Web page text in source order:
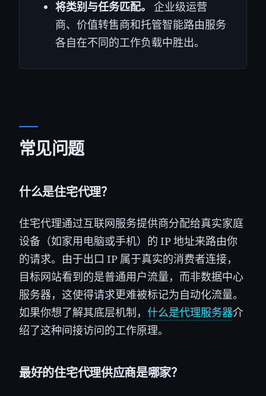
将类别与任务匹配。
企业级运营
商、价值转售商和托管智能路由服务
各自在不同的工作负载中胜出。
常见问题
什么是住宅代理？
住宅代理通过互联网服务提供商分配给真实家庭
设备（如家用电脑或手机）的 IP 地址来路由你
的请求。由于出口 IP 属于真实的消费者连接，
目标网站看到的是普通用户流量，而非数据中心
服务器，这使得请求更难被标记为自动化流量。
如果你想了解其底层机制， 什么是代理服务器介
绍了这种间接访问的工作原理。
最好的住宅代理供应商是哪家？